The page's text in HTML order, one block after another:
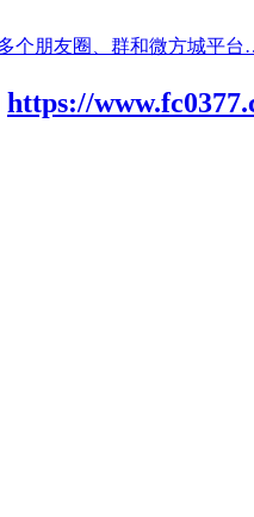
个朋友圈、群和微方城平
https://